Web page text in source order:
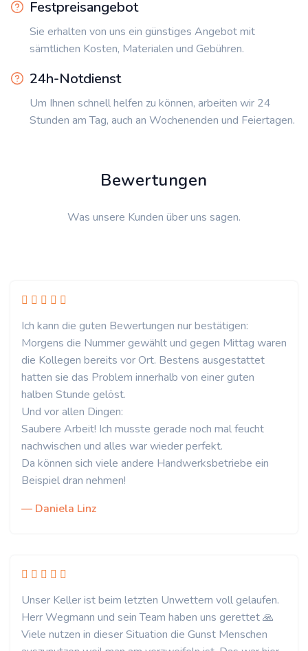
Festpreisangebot
Sie erhalten von uns ein günstiges Angebot mit
sämtlichen Kosten, Materialen und Gebühren.
24h-Notdienst
Um Ihnen schnell helfen zu können, arbeiten wir 24
Stunden am Tag, auch an Wochenenden und Feiertagen.
Bewertungen
Was unsere Kunden über uns sagen.
Ich kann die guten Bewertungen nur bestätigen:
Morgens die Nummer gewählt und gegen Mittag waren
die Kollegen bereits vor Ort. Bestens ausgestattet
hatten sie das Problem innerhalb von einer guten
halben Stunde gelöst.
Und vor allen Dingen:
Saubere Arbeit! Ich musste gerade noch mal feucht
nachwischen und alles war wieder perfekt.
Da können sich viele andere Handwerksbetriebe ein
Beispiel dran nehmen!
— Daniela Linz
Unser Keller ist beim letzten Unwettern voll gelaufen.
Herr Wegmann und sein Team haben uns gerettet 🙏
Viele nutzen in dieser Situation die Gunst Menschen